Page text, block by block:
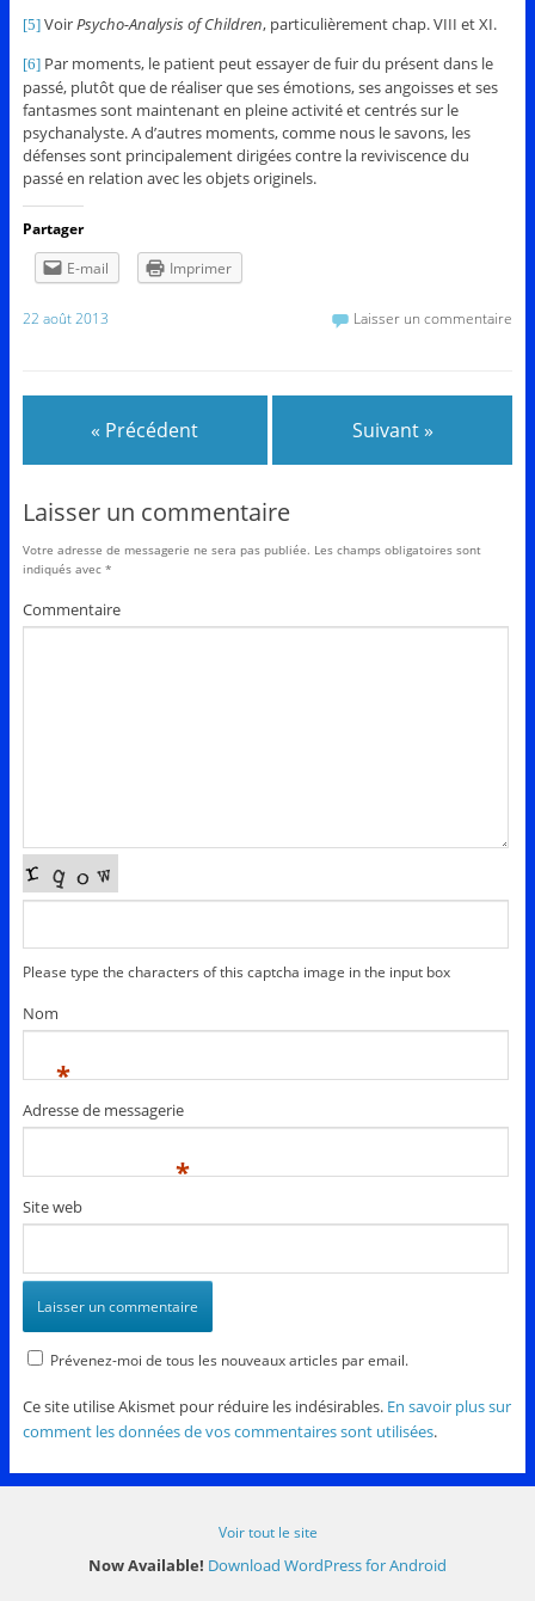
[5]VoirPsycho-Analysis of Children, particulièrement chap. VIII et XI.
[6]Par moments, le patient peut essayer de fuir du présent dans le
passé, plutôt que de réaliser que ses émotions, ses angoisses et ses
fantasmes sont maintenant en pleine activité et centrés sur le
psychanalyste. A d’autres moments, comme nous le savons, les
défenses sont principalement dirigées contre la reviviscence du
passé en relation avec les objets originels.
Partager
E-mail
Imprimer
22 août 2013 Laisser un commentaire
« Précédent Suivant »
Laisser un commentaire
Votre adresse de messagerie ne sera pas publiée. Les champs obligatoires sont
indiqués avec *
Commentaire
Please type the characters of this captcha image in the input box
Nom
*
Adresse de messagerie
*
Site web
Prévenez-moi de tous les nouveaux articles par email.
Ce site utilise Akismet pour réduire les indésirables. En savoir plus sur
comment les données de vos commentaires sont utilisées.
Voir tout le site
Now Available! Download WordPress for Android